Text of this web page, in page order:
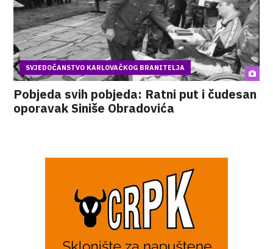
SVJEDOČANSTVO KARLOVAČKOG BRANITELJA
Pobjeda svih pobjeda: Ratni put i čudesan
oporavak Siniše Obradovića